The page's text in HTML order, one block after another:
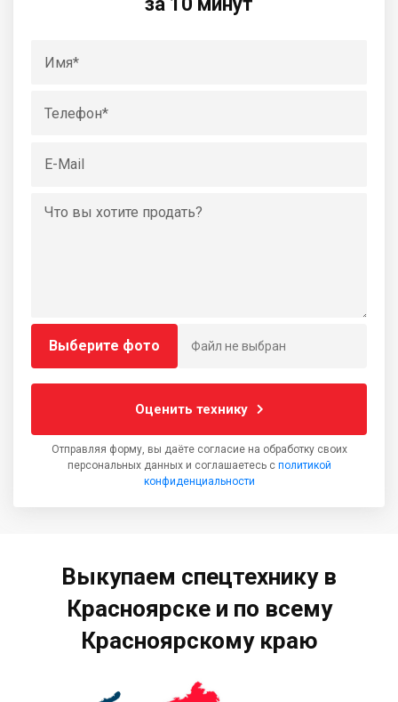
Выберите фото Файл не выбран
Оценить технику
Отправляя форму, вы даёте согласие на обработку своих
персональных данных и соглашаетесь с политикой
конфиденциальности
Выкупаем спецтехнику в
Красноярске и по всему
Красноярскому краю